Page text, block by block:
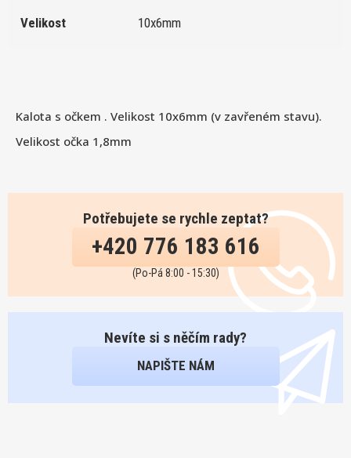
Kalota s očkem . Velikost 10x6mm (v zavřeném stavu).
Velikost očka 1,8mm
Potřebujete se rychle zeptat?
+420 776 183 616
(Po-Pá 8:00 - 15:30)
Nevíte si s něčím rady?
NAPIŠTE NÁM
Velikost 10x6mm